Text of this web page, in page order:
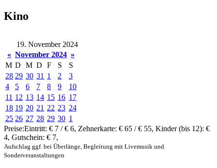
Kino
19. November 2024
« November 2024 »
M D M D F S
S
28 29 30 31 1 2
3
4
5 6 7 8 9
10
11 12 13 14 15 16 17
18 19 20 21 22 23 24
25 26 27 28 29 30 1
Preise:Eintritt: € 7 / € 6, Zehnerkarte: € 65 / € 55, Kinder (bis 12): €
4, Gutschein: € 7,
Aufschlag ggf. bei Überlänge, Begleitung mit Livemusik und
Sonderveranstaltungen